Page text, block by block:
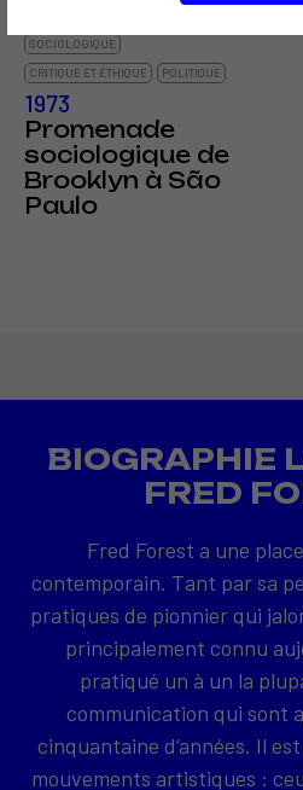
SOCIOLOGIQUE
CRITIQUE ET ÉTHIQUE
POLITIQUE
1973
Promenade
sociologique de
Brooklyn à São
Paulo
BIOGRAPHIE
FRED
Fred Forest a une
contemporain. Tant par sa
pratiques de pionnier qui
principalement connu
pratiqué un à un la
communication qui sont
cinquantaine d’années. Il
mouvements artistiques :